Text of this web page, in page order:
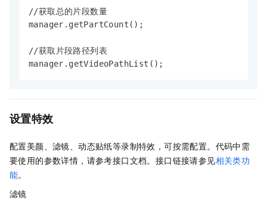
//获取总的片段数量
manager.getPartCount();
//获取片段路径列表
manager.getVideoPathList();
设置特效
配置美颜、滤镜、动态贴纸等录制特效，可按需配置。 代码中需
要使用的参数详情，请参考接口文档。接口链接请参见相关类功
能。
滤镜